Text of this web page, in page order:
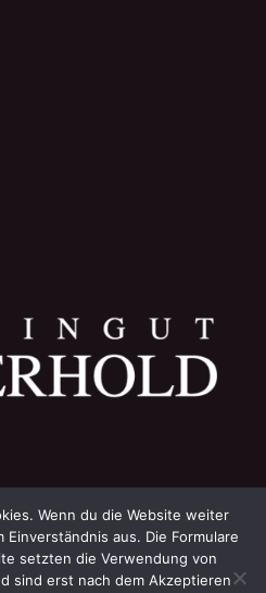
anpassen
Wenn du die Website weiter
aus. Die Formulare
setzten die Verwendung von
sind erst nach dem Akzeptieren